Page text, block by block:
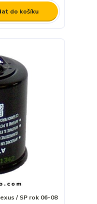
do košíku
/ SP rok 06-08